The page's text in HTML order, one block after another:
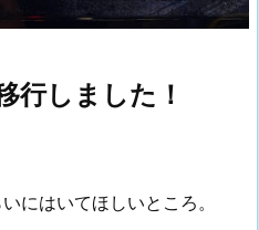
行しました！
にはいてほしいところ。